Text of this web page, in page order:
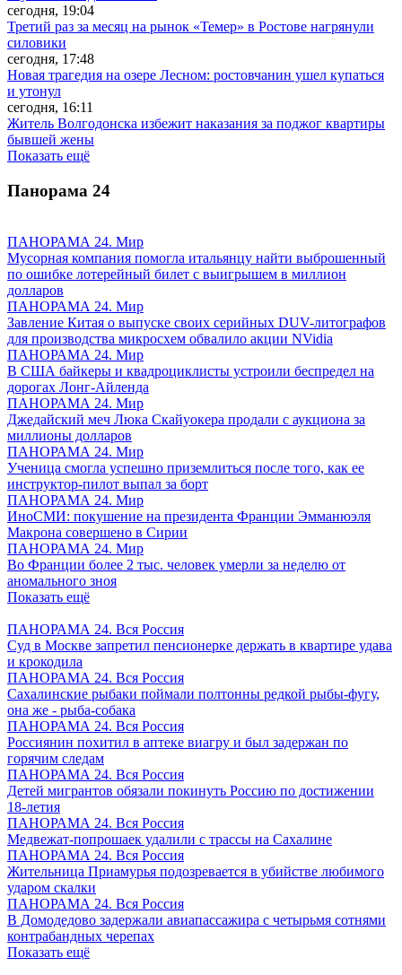
сегодня, 19:04
Третий раз за месяц на рынок «Темер» в Ростове нагрянули
силовики
сегодня, 17:48
Новая трагедия на озере Лесном: ростовчанин ушел купаться
и утонул
сегодня, 16:11
Житель Волгодонска избежит наказания за поджог квартиры
бывшей жены
Показать ещё
Панорама 24
ПАНОРАМА 24. Мир
Мусорная компания помогла итальянцу найти выброшенный
по ошибке лотерейный билет с выигрышем в миллион
долларов
ПАНОРАМА 24. Мир
Завление Китая о выпуске своих серийных DUV-литографов
для производства микросхем обвалило акции NVidia
ПАНОРАМА 24. Мир
В США байкеры и квадроциклисты устроили беспредел на
дорогах Лонг-Айленда
ПАНОРАМА 24. Мир
Джедайский меч Люка Скайуокера продали с аукциона за
миллионы долларов
ПАНОРАМА 24. Мир
Ученица смогла успешно приземлиться после того, как ее
инструктор-пилот выпал за борт
ПАНОРАМА 24. Мир
ИноСМИ: покушение на президента Франции Эмманюэля
Макрона совершено в Сирии
ПАНОРАМА 24. Мир
Во Франции более 2 тыс. человек умерли за неделю от
аномального зноя
Показать ещё
ПАНОРАМА 24. Вся Россия
Суд в Москве запретил пенсионерке держать в квартире удава
и крокодила
ПАНОРАМА 24. Вся Россия
Сахалинские рыбаки поймали полтонны редкой рыбы-фугу,
она же - рыба-собака
ПАНОРАМА 24. Вся Россия
Россиянин похитил в аптеке виагру и был задержан по
горячим следам
ПАНОРАМА 24. Вся Россия
Детей мигрантов обязали покинуть Россию по достижении
18-летия
ПАНОРАМА 24. Вся Россия
Медвежат-попрошаек удалили с трассы на Сахалине
ПАНОРАМА 24. Вся Россия
Жительница Приамурья подозревается в убийстве любимого
ударом скалки
ПАНОРАМА 24. Вся Россия
В Домодедово задержали авиапассажира с четырьмя сотнями
контрабандных черепах
Показать ещё